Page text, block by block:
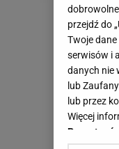
przejdź do
Twoje
serwisów i
danych nie
lub
lub przez
Więcej